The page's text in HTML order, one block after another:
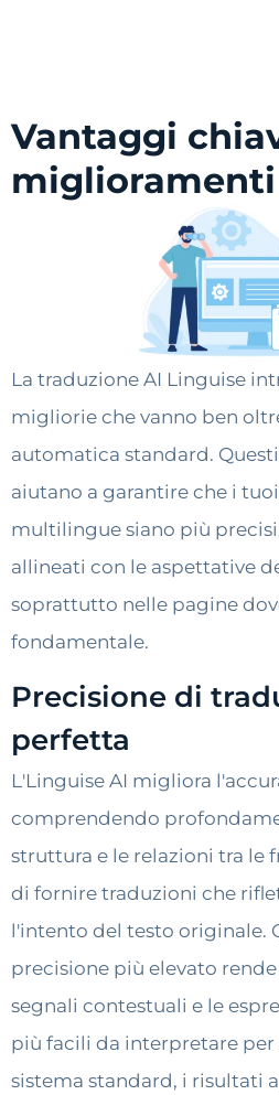
Vantaggi
miglioramenti
La traduzione AI Linguise
migliorie che vanno ben
automatica standard.
aiutano a garantire che i
multilingue siano più
allineati con le aspettative
soprattutto nelle pagine
fondamentale.
Precisione di
perfetta
L'Linguise AI migliora
comprendendo
struttura e le relazioni tra le
di fornire traduzioni che
l'intento del testo originale.
precisione più elevato
segnali contestuali e le
più facili da interpretare per
sistema standard, i risultati